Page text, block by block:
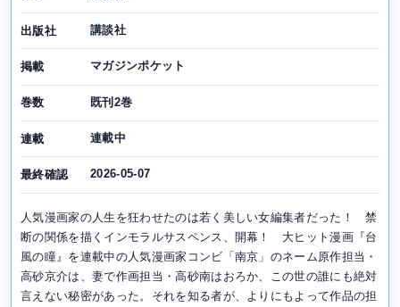
出版社 講談社
掲載 マガジンポケット
巻数 既刊2巻
連載 連載中
最終確認 2026-05-07
人気漫画家の人生を狂わせたのは若く美しい女編集者だった！ 禁
断の関係を描くインモラルサスペンス、開幕！ 大ヒット漫画『台
風の瞳』を連載中の人気漫画家コンビ「南京」のネーム原作担当・
高砂京介は、妻で作画担当・高砂南はおろか、この世の誰にも絶対
言えない秘密があった。それを知る者が、よりにもよって作品の担